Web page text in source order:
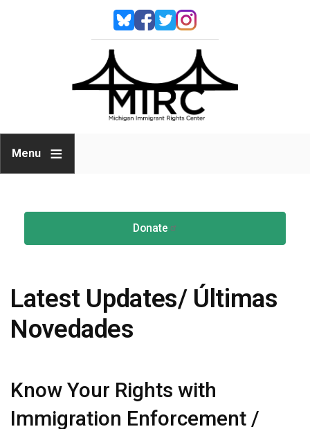
Skip to main content
ImageImageImageImage
Menu
Latest Updates/ Últimas
Novedades
Know Your Rights with
Immigration Enforcement /
Donate